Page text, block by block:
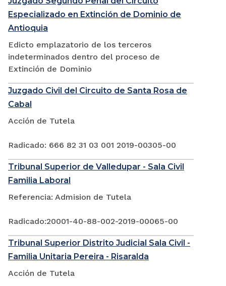
Especializado en Extinción de Dominio de
Antioquia
Edicto emplazatorio de los terceros
indeterminados dentro del proceso de
Extinción de Dominio
Juzgado Civil del Circuito de Santa Rosa de
Cabal
Acción de Tutela
Radicado: 666 82 31 03 001 2019-00305-00
Tribunal Superior de Valledupar - Sala Civil
Familia Laboral
Referencia: Admision de Tutela
Radicado:20001-40-88-002-2019-00065-00
Tribunal Superior Distrito Judicial Sala Civil -
Familia Unitaria Pereira - Risaralda
Acción de Tutela